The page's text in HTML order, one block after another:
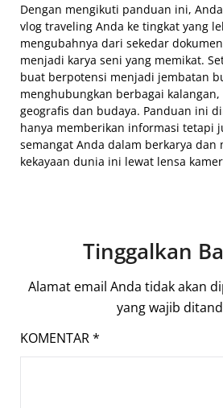
Dengan mengikuti panduan ini,
vlog traveling Anda ke tingkat yang
mengubahnya dari sekedar
menjadi karya seni yang memikat.
buat berpotensi menjadi jembatan
menghubungkan berbagai
geografis dan budaya. Panduan ini
hanya memberikan informasi tetapi
semangat Anda dalam berkarya dan
kekayaan dunia ini lewat lensa
Tinggalkan
Alamat email Anda tidak akan
yang wajib
KOMENTAR*